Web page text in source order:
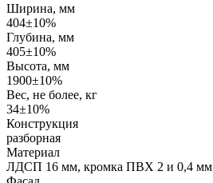
Ширина, мм
404±10%
Глубина, мм
405±10%
Высота, мм
1900±10%
Вес, не более, кг
34±10%
Конструкция
разборная
Материал
ЛДСП 16 мм, кромка ПВХ 2 и 0,4 мм